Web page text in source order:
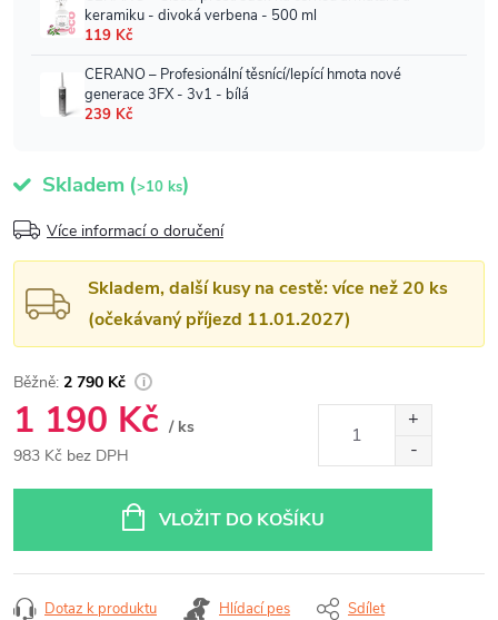
Skladem (>10 ks)
Více informací o doručení
Skladem, další kusy na cestě: více než 20 ks
(očekávaný příjezd 11.01.2027)
2 790 Kč
1 190 Kč / ks
983 Kč bez DPH
VLOŽIT DO KOŠÍKU
Dotaz k produktu Hlídací pes Sdílet